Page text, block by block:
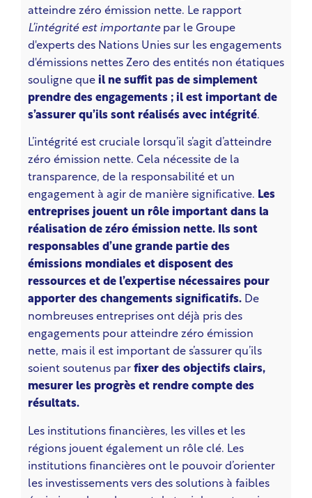
atteindre zéro émission nette. Le rapport
L’intégrité est importante par le Groupe
d'experts des Nations Unies sur les engagements
d'émissions nettes Zero des entités non étatiques
souligne que il ne suffit pas de simplement
prendre des engagements ; il est important de
s’assurer qu’ils sont réalisés avec intégrité.
L’intégrité est cruciale lorsqu’il s’agit d’atteindre
zéro émission nette. Cela nécessite de la
transparence, de la responsabilité et un
engagement à agir de manière significative. Les
entreprises jouent un rôle important dans la
réalisation de zéro émission nette. Ils sont
responsables d’une grande partie des
émissions mondiales et disposent des
ressources et de l’expertise nécessaires pour
apporter des changements significatifs. De
nombreuses entreprises ont déjà pris des
engagements pour atteindre zéro émission
nette, mais il est important de s’assurer qu’ils
soient soutenus par fixer des objectifs clairs,
mesurer les progrès et rendre compte des
résultats.
Les institutions financières, les villes et les
régions jouent également un rôle clé. Les
institutions financières ont le pouvoir d’orienter
les investissements vers des solutions à faibles